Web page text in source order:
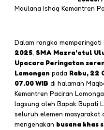
Maulana Ishaq Kemantren
Dalam rangka memperingati
2025, SMA Mazra’atul
Upacara Peringatan
Lamongan pada Rabu, 22
07.00 WIB di halaman
Kemantren Paciran
lagsung oleh Bapak Bupati
seluruh elemen masyarakat
mengenakan busana khas